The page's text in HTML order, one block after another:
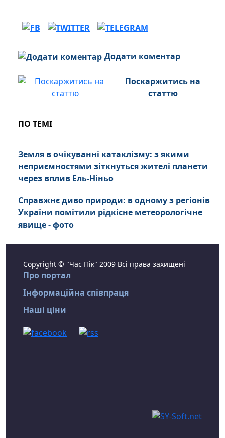
Додати коментар
Поскаржитись на
статтю
ПО ТЕМІ
Земля в очікуванні катаклізму: з якими
неприємностями зіткнуться жителі планети
через вплив Ель-Ніньо
Справжнє диво природи: в одному з регіонів
України помітили рідкісне метеорологічне
явище - фото
Copyright © "Час Пік" 2009 Всі права захищені
Про портал
Інформаційна співпраця
Наші ціни